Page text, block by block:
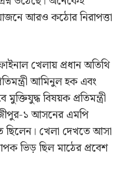
আরও কঠোর নিরাপত্তা
খেলায় প্রধান অতিথি
আমিনুল হক এবং
বিষয়ক প্রতিমন্ত্রী
১ আসনের এমপি
ছিলেন। খেলা দেখতে আসা
ভিড় ছিল মাঠের প্রবেশ